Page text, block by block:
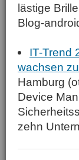
lästige
Blog-
IT-Trend
wachsen
Hamburg
Device
zehn